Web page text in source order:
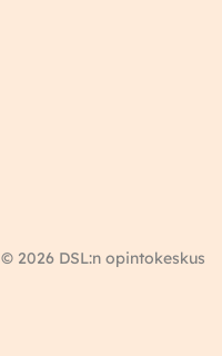
© 2026 DSL:n opintokeskus